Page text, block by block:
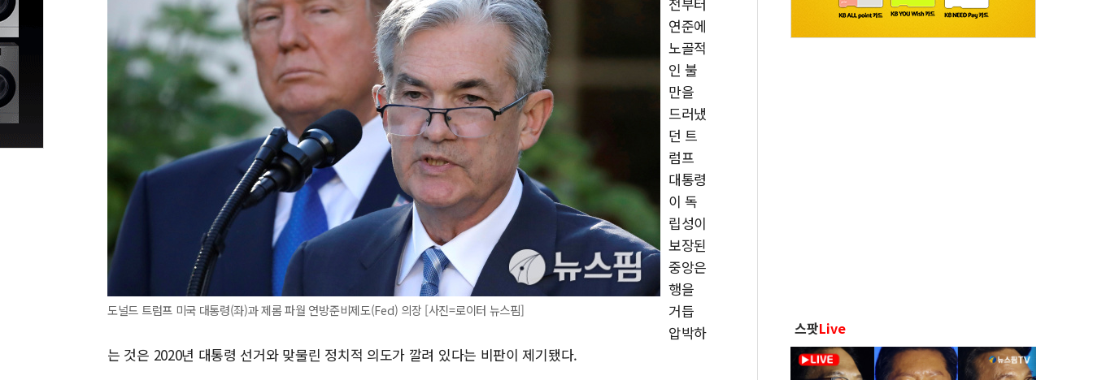
도널드 트럼프 미국 대통령(좌)과 제롬 파월 연방준비제도(Fed) 의장 [사진=로이터 뉴스핌]
연준에
노골적
인 불
만을
드러냈
던 트
럼프
대통령
이 독
립성이
보장된
중앙은
행을
거듭
압박하
는 것은 2020년 대통령 선거와 맞물린 정치적 의도가 깔려 있다는 비판이 제기됐다.
스팟Live